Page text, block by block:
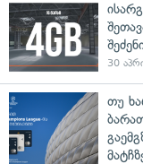
30
თუ